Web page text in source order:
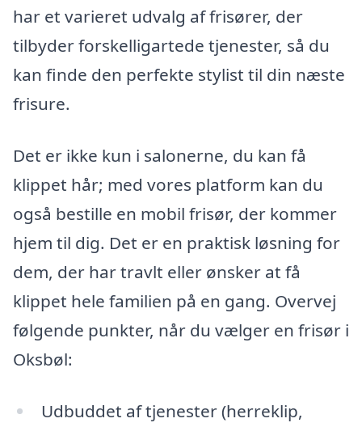
har et varieret udvalg af frisører, der
tilbyder forskelligartede tjenester, så du
kan finde den perfekte stylist til din næste
frisure.
Det er ikke kun i salonerne, du kan få
klippet hår; med vores platform kan du
også bestille en mobil frisør, der kommer
hjem til dig. Det er en praktisk løsning for
dem, der har travlt eller ønsker at få
klippet hele familien på en gang. Overvej
følgende punkter, når du vælger en frisør i
Oksbøl:
Udbuddet af tjenester (herreklip,